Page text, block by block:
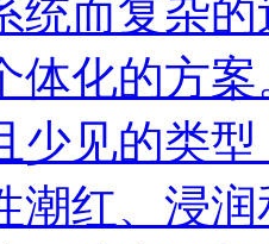
统而复杂
体化的方
少见的类
潮红、浸